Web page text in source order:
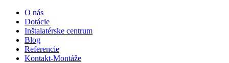
O nás
Dotácie
Inštalatérske centrum
Blog
Referencie
Kontakt-Montáže